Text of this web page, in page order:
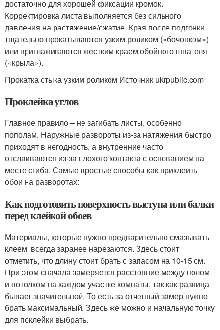
достаточно для хорошей фиксации кромок.
Корректировка листа выполняется без сильного
давления на растяжение/сжатие. Края после подгонки
тщательно прокатываются узким роликом («бочонком»)
или приглаживаются жестким краем обойного шпателя
(«крыла»).
Прокатка стыка узким роликом Источник ukrpublic.com
Проклейка углов
Главное правило – не загибать листы, особенно
пополам. Наружные развороты из-за натяжения быстро
приходят в негодность, а внутренние часто
отслаиваются из-за плохого контакта с основанием на
месте сгиба. Самые простые способы как приклеить
обои на разворотах:
Как подготовить поверхность выступа или балки
перед клейкой обоев
Материалы, которые нужно предварительно смазывать
клеем, всегда заранее нарезаются. Здесь стоит
отметить, что длину стоит брать с запасом на 10-15 см.
При этом сначала замеряется расстояние между полом
и потолком на каждом участке комнаты, так как разница
бывает значительной. То есть за отчетный замер нужно
брать максимальный. Здесь же можно и начальную точку
для поклейки выбрать.